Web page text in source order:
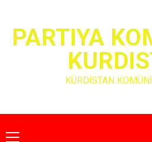
contentPARTIYA
KÜRDİSTAN
Primary